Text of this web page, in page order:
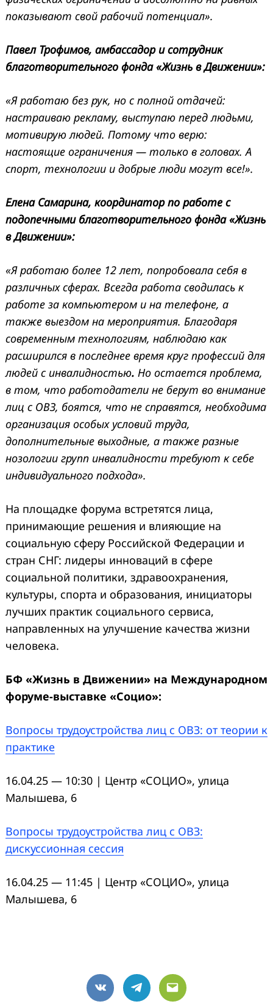
показывают свой рабочий потенциал».
Павел Трофимов, амбассадор и сотрудник
благотворительного фонда «Жизнь в Движении»:
«Я работаю без рук, но с полной отдачей:
настраиваю рекламу, выступаю перед людьми,
мотивирую людей. Потому что верю:
настоящие ограничения — только в головах. А
спорт, технологии и добрые люди могут все!».
Елена Самарина, координатор по работе с
подопечными благотворительного фонда «Жизнь
в Движении»:
«Я работаю более 12 лет, попробовала себя в
различных сферах. Всегда работа сводилась к
работе за компьютером и на телефоне, а
также выездом на мероприятия. Благодаря
современным технологиям, наблюдаю как
расширился в последнее время круг профессий для
людей с инвалидностью. Но остается проблема,
в том, что работодатели не берут во внимание
лиц с ОВЗ, боятся, что не справятся, необходима
организация особых условий труда,
дополнительные выходные, а также разные
нозологии групп инвалидности требуют к себе
индивидуального подхода».
На площадке форума встретятся лица,
принимающие решения и влияющие на
социальную сферу Российской Федерации и
стран СНГ: лидеры инноваций в сфере
социальной политики, здравоохранения,
культуры, спорта и образования, инициаторы
лучших практик социального сервиса,
направленных на улучшение качества жизни
человека.
БФ «Жизнь в Движении» на Международном
форуме-выставке «Социо»:
Вопросы трудоустройства лиц с ОВЗ: от теории к
практике
16.04.25 — 10:30 | Центр «СОЦИО», улица
Малышева, 6
Вопросы трудоустройства лиц с ОВЗ:
дискуссионная сессия
16.04.25 — 11:45 | Центр «СОЦИО», улица
Малышева, 6
VK Telegram
Email